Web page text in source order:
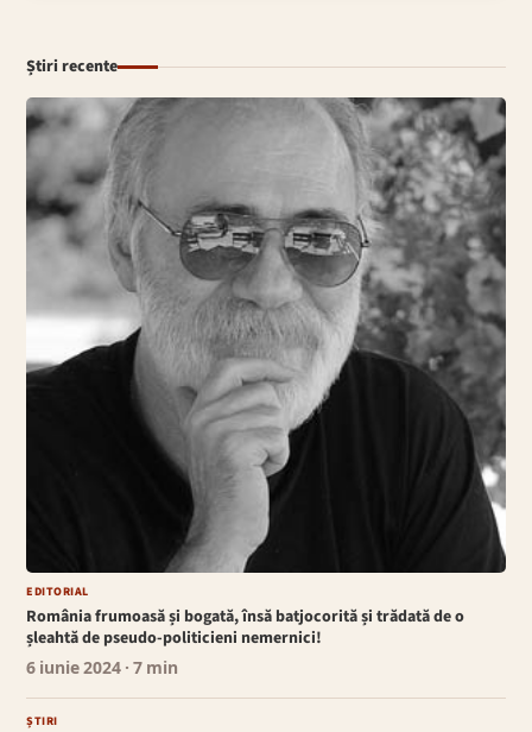
Știri recente
EDITORIAL
România frumoasă și bogată, însă batjocorită și trădată de o
șleahtă de pseudo-politicieni nemernici!
6 iunie 2024 · 7 min
ȘTIRI